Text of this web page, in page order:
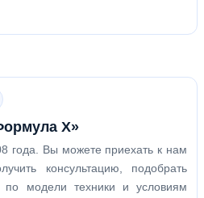
Х»
года. Вы можете приехать к нам
консультацию, подобрать
по модели техники и условиям